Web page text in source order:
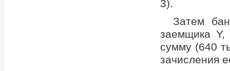
3).
Затем
заемщика Y,
сумму (640
зачисления